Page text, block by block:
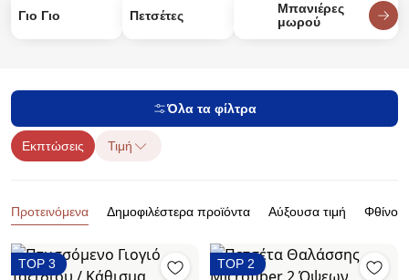
Γιο Γιο Πετσέτες
Μπανιέρες
μωρού
Όλα τα φίλτρα
Εκπτώσεις Τιμή
Προϊόντα
Προτεινόμενα Δημοφιλέστερα προϊόντα Αύξουσα τιμή
TOP 3 TOP 2